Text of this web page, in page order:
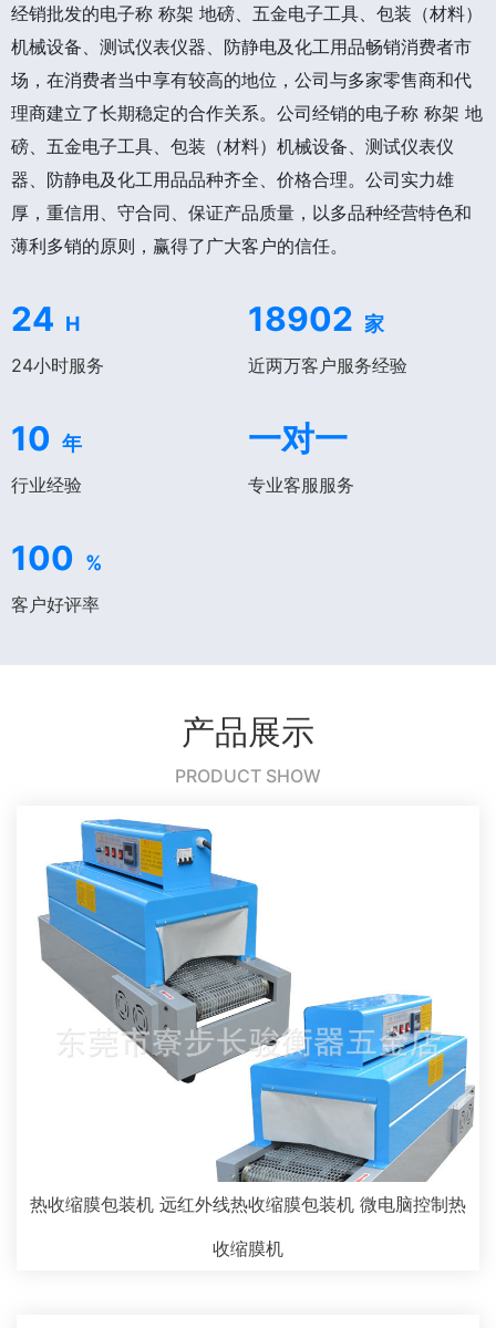
经销批发的电子称 称架 地磅、五金电子工具、包装（材料）
机械设备、测试仪表仪器、防静电及化工用品畅销消费者市
场，在消费者当中享有较高的地位，公司与多家零售商和代
理商建立了长期稳定的合作关系。公司经销的电子称 称架 地
磅、五金电子工具、包装（材料）机械设备、测试仪表仪
器、防静电及化工用品品种齐全、价格合理。公司实力雄
厚，重信用、守合同、保证产品质量，以多品种经营特色和
薄利多销的原则，赢得了广大客户的信任。
24 H
24小时服务
18902 家
近两万客户服务经验
10 年
行业经验
一对一
专业客服服务
100 %
客户好评率
产品展示
PRODUCT SHOW
热收缩膜包装机 远红外线热收缩膜包装机 微电脑控制热
收缩膜机